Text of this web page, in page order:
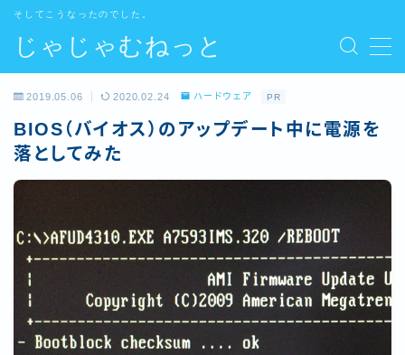
じゃじゃむねっと
そしてこうなったのでした。
Home
管理人
Contact
Site map
2019.05.06 2020.02.24 ハードウェア PR
BIOS（バイオス）のアップデート中に電源を
落としてみた